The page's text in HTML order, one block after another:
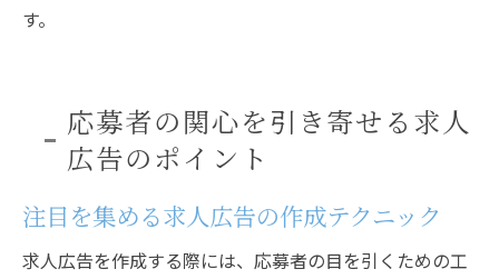
す。
応募者の関心を引き寄せる求人
広告のポイント
注目を集める求人広告の作成テクニック
求人広告を作成する際には、応募者の目を引くための工